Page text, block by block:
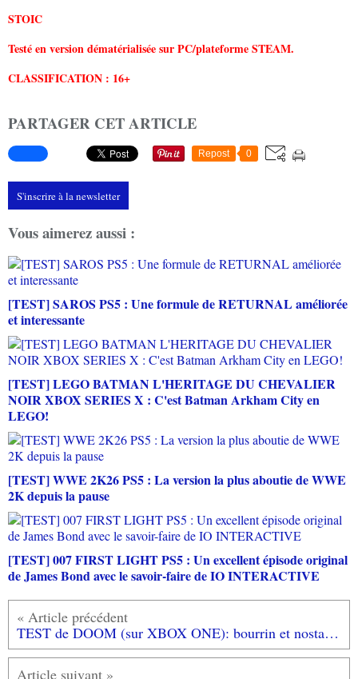
STOIC
Testé en version dématérialisée sur PC/plateforme STEAM.
CLASSIFICATION : 16+
PARTAGER CET ARTICLE
Repost 0
S'inscrire à la newsletter
Vous aimerez aussi :
[TEST] SAROS PS5 : Une formule de RETURNAL améliorée
et interessante
[TEST] LEGO BATMAN L'HERITAGE DU CHEVALIER
NOIR XBOX SERIES X : C'est Batman Arkham City en
LEGO!
[TEST] WWE 2K26 PS5 : La version la plus aboutie de WWE
2K depuis la pause
[TEST] 007 FIRST LIGHT PS5 : Un excellent épisode original
de James Bond avec le savoir-faire de IO INTERACTIVE
TEST de DOOM (sur XBOX ONE): bourrin et nostalgique